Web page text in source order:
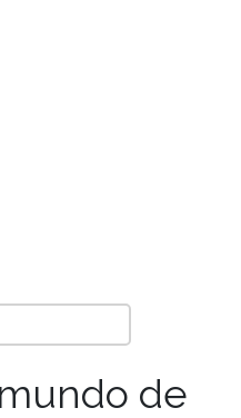
de